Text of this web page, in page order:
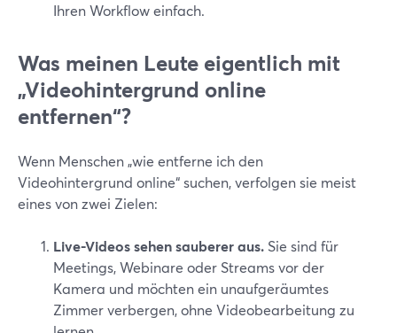
Ihren Workflow einfach.
Was meinen Leute eigentlich mit
„Videohintergrund online
entfernen“?
Wenn Menschen „wie entferne ich den
Videohintergrund online“ suchen, verfolgen sie meist
eines von zwei Zielen:
Live-Videos sehen sauberer aus. Sie sind für
Meetings, Webinare oder Streams vor der
Kamera und möchten ein unaufgeräumtes
Zimmer verbergen, ohne Videobearbeitung zu